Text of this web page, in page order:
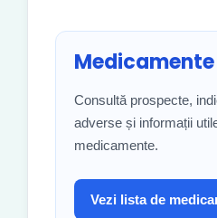
Medicamente
Consultă prospecte,
adverse și informații
medicamente.
Vezi lista de